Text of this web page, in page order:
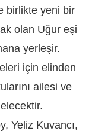
birlikte yeni bir
olan Uğur eşi
yerleşir.
için elinden
ailesi ve
Yeliz Kuvancı,